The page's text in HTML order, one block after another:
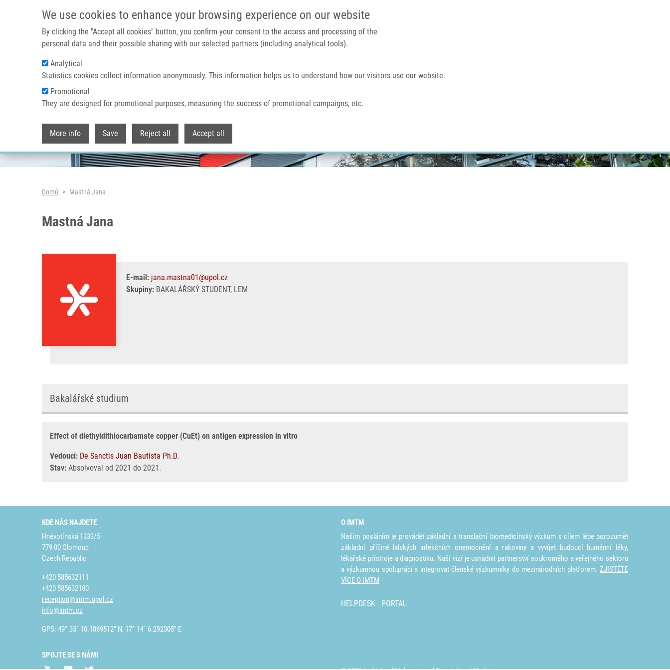
We use cookies to enhance your browsing experience on our website
By clicking the "Accept all cookies" button, you confirm your consent to the access and processing of the
personal data and their possible sharing with our selected partners (including analytical tools).
Analytical
Statistics cookies collect information anonymously. This information helps us to understand how our visitors use our website.
Promotional
They are designed for promotional purposes, measuring the success of promotional campaigns, etc.
More info Save Reject all Accept all
IMTM PORTÁL
Domů O nás
Header image
Drobečková navigace
Domů Mastná Jana
Mastná Jana
E-mail: jana.mastna01@upol.cz
Skupiny: BAKALÁŘSKÝ STUDENT, LEM
Bakalářské studium
Effect of diethyldithiocarbamate copper (CuEt) on antigen expression in vitro
Vedoucí: De Sanctis Juan Bautista Ph.D.
Stav: Absolvoval od 2021 do 2021.
KDE NÁS NAJDETE
Hněvotínská 1333/5
779 00 Olomouc
Czech Republic
+420 585632111
+420 585632180
reception@imtm.upol.cz
info@imtm.cz
GPS: 49° 35´ 10.1869512" N, 17° 14´ 6.292305" E
O IMTM
Naším posláním je provádět základní a translační biomedicínský výzkum s cílem lépe porozumět
základní příčině lidských infekčních onemocnění a rakoviny a vyvíjet budoucí humánní léky,
lékařské přístroje a diagnostiku. Naší vizí je usnadnit partnerství soukromého a veřejného sektoru
a výzkumnou spolupráci a integrovat členské výzkumníky do mezinárodních platforem. ZJISTĚTE
VÍCE O IMTM
HELPDESK PORTAL
SPOJTE SE S NÁMI